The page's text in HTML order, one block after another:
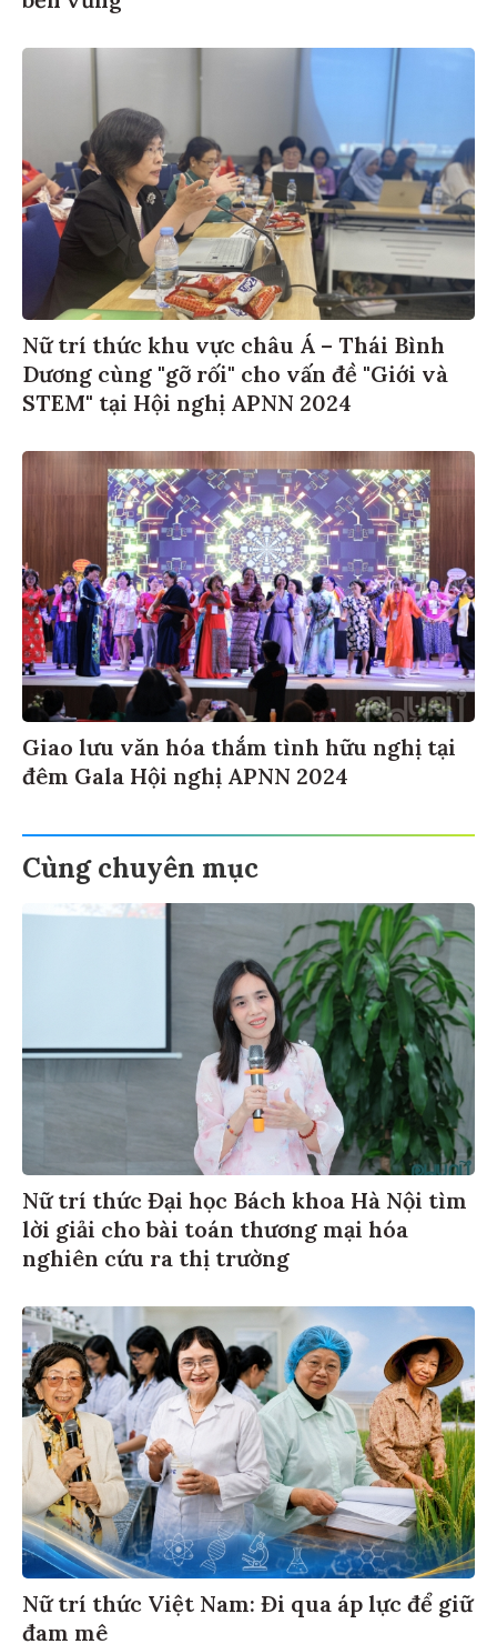
Nữ trí thức khu vực châu Á – Thái Bình
Dương cùng "gỡ rối" cho vấn đề "Giới và
STEM" tại Hội nghị APNN 2024
Giao lưu văn hóa thắm tình hữu nghị tại
đêm Gala Hội nghị APNN 2024
Cùng chuyên mục
Nữ trí thức Đại học Bách khoa Hà Nội tìm
lời giải cho bài toán thương mại hóa
nghiên cứu ra thị trường
Nữ trí thức Việt Nam: Đi qua áp lực để giữ
đam mê